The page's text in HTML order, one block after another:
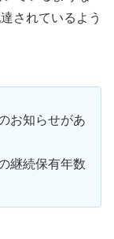
されているよう
お知らせがあ
継続保有年数